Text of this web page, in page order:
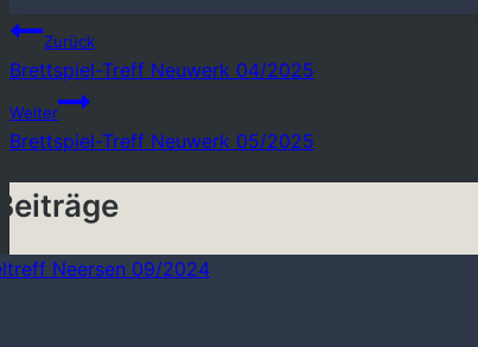
Beitragsnavigation
Zurück
Brettspiel-Treff Neuwerk 04/2025
Weiter
Brettspiel-Treff Neuwerk 05/2025